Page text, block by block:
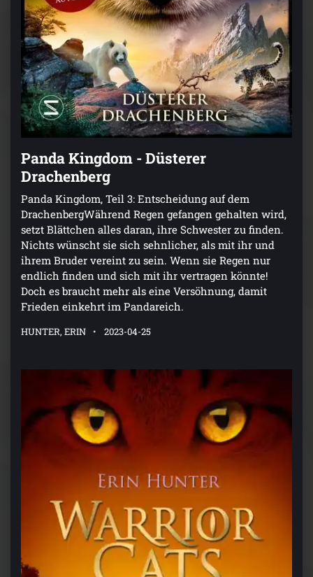
Panda Kingdom - Düsterer
Drachenberg
Panda Kingdom, Teil 3: Entscheidung auf dem
DrachenbergWährend Regen gefangen gehalten wird,
setzt Blättchen alles daran, ihre Schwester zu finden.
Nichts wünscht sie sich sehnlicher, als mit ihr und
ihrem Bruder vereint zu sein. Wenn sie Regen nur
endlich finden und sich mit ihr vertragen könnte!
Doch es braucht mehr als eine Versöhnung, damit
Frieden einkehrt im Pandareich.
HUNTER, ERIN 2023-04-25